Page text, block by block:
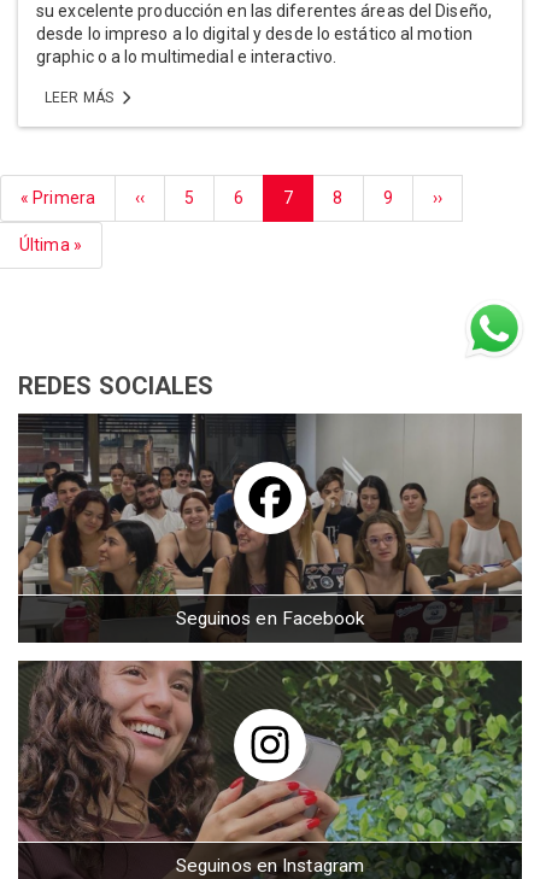
su excelente producción en las diferentes áreas del Diseño,
desde lo impreso a lo digital y desde lo estático al motion
graphic o a lo multimedial e interactivo.
LEER MÁS
Paginación
Primera
página
« Primera
Página
anterior
‹‹ Página
5 Página
6
Página
actual
7 Página
8 Página
9
Siguiente
página
››
Última
página
Última »
REDES SOCIALES
Seguinos en Facebook
Seguinos en Instagram